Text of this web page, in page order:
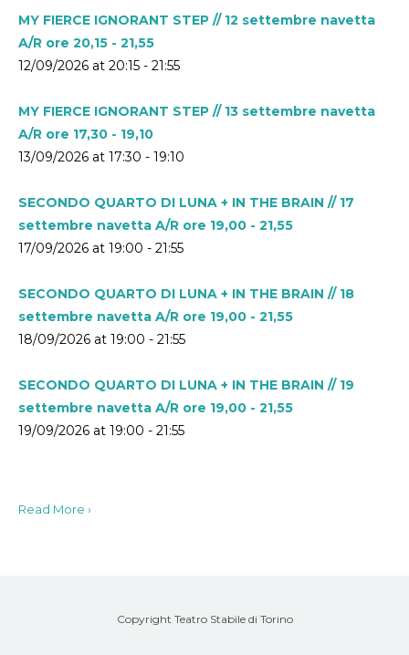
MY FIERCE IGNORANT STEP // 12 settembre navetta
A/R ore 20,15 - 21,55
12/09/2026 at 20:15 - 21:55
MY FIERCE IGNORANT STEP // 13 settembre navetta
A/R ore 17,30 - 19,10
13/09/2026 at 17:30 - 19:10
SECONDO QUARTO DI LUNA + IN THE BRAIN // 17
settembre navetta A/R ore 19,00 - 21,55
17/09/2026 at 19:00 - 21:55
SECONDO QUARTO DI LUNA + IN THE BRAIN // 18
settembre navetta A/R ore 19,00 - 21,55
18/09/2026 at 19:00 - 21:55
SECONDO QUARTO DI LUNA + IN THE BRAIN // 19
settembre navetta A/R ore 19,00 - 21,55
19/09/2026 at 19:00 - 21:55
Read More ›
Copyright Teatro Stabile di Torino